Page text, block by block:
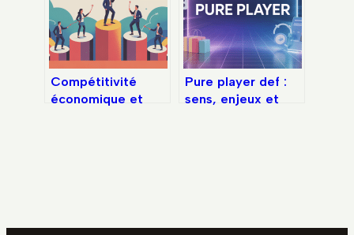
Compétitivité
économique et
Pure player def :
sens, enjeux et